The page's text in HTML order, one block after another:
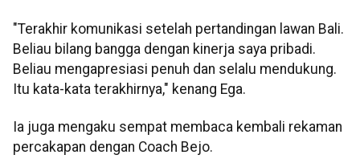
"Terakhir komunikasi setelah pertandingan lawan Bali.
Beliau bilang bangga dengan kinerja saya pribadi.
Beliau mengapresiasi penuh dan selalu mendukung.
Itu kata-kata terakhirnya," kenang Ega.
Ia juga mengaku sempat membaca kembali rekaman
percakapan dengan Coach Bejo.